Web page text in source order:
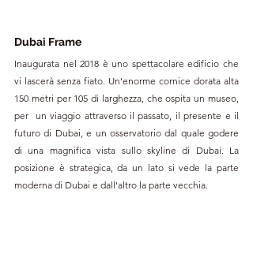
Dubai Frame
Inaugurata nel 2018 è uno spettacolare edificio che
vi lascerà senza fiato. Un'enorme cornice dorata alta
150 metri per 105 di larghezza, che ospita un museo,
per  un viaggio attraverso il passato, il presente e il
futuro di Dubai, e un osservatorio dal quale godere
di una magnifica vista sullo skyline di Dubai. La
posizione è strategica, da un lato si vede la parte
moderna di Dubai e dall'altro la parte vecchia.